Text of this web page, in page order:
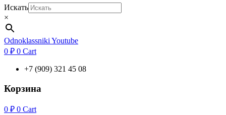
Искать
×
Odnoklassniki Youtube
0 ₽ 0 Cart
+7 (909) 321 45 08
Корзина
0 ₽ 0 Cart